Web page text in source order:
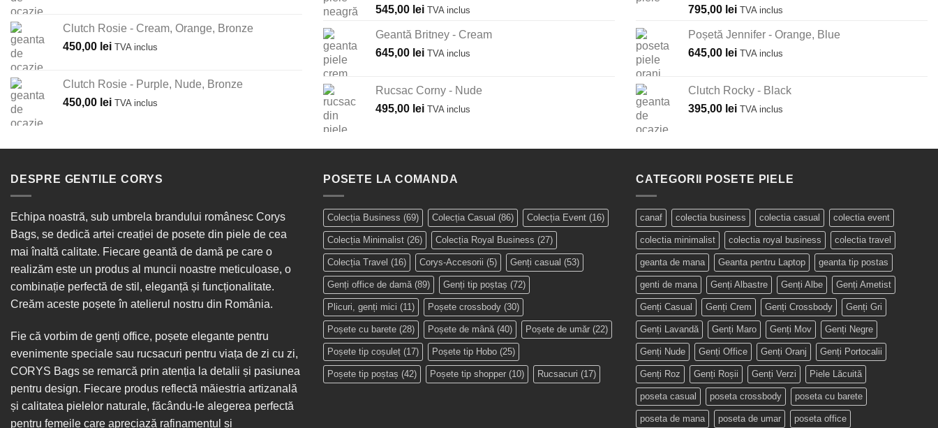
Clutch Rosie - Cream, Orange, Bronze
450,00 lei TVA inclus
Clutch Rosie - Purple, Nude, Bronze
450,00 lei TVA inclus
Evaluat la
din 5
545,00 lei TVA inclus
Geantă Britney - Cream
645,00 lei TVA inclus
Rucsac Corny - Nude
495,00 lei TVA inclus
Evaluat la
din 5
795,00 lei TVA inclus
Poșetă Jennifer - Orange, Blue
645,00 lei TVA inclus
Clutch Rocky - Black
395,00 lei TVA inclus
DESPRE GENTILE CORYS
Echipa noastră, sub umbrela brandului românesc Corys
Bags, se dedică artei creației de posete din piele de cea
mai înaltă calitate. Fiecare geantă de damă pe care o
realizăm este un produs al muncii noastre meticuloase, o
combinație perfectă de stil, eleganță și funcționalitate.
Creăm aceste poșete în atelierul nostru din România.
Fie că vorbim de genți office, poșete elegante pentru
evenimente speciale sau rucsacuri pentru viața de zi cu zi,
CORYS Bags se remarcă prin atenția la detalii și pasiunea
pentru design. Fiecare produs reflectă măiestria artizanală
și calitatea pielelor naturale, făcându-le alegerea perfectă
pentru femeile care apreciază rafinamentul și
POSETE LA COMANDA
Colecția Business (69) Colecția Casual (86) Colecția Event (16)
Colecția Minimalist (26) Colecția Royal Business (27)
Colecția Travel (16) Corys-Accesorii (5) Genți casual (53)
Genți office de damă(89) Genți tip poștaș (72)
Plicuri, genți mici (11) Poșete crossbody (30)
Poșete cu barete (28) Poșete de mână(40) Poșete de umăr (22)
Poșete tip coșuleț (17) Poșete tip Hobo (25)
Poșete tip poștaș (42) Poșete tip shopper (10) Rucsacuri (17)
CATEGORII POSETE PIELE
canaf colectia business colectia casual colectia event
colectia minimalist colectia royal business colectia travel
geanta de mana Geanta pentru Laptop geanta tip postas
genti de mana Genți Albastre Genți Albe Genți Ametist
Genți Casual Genți Crem Genți Crossbody Genți Gri
Genți Lavandă Genți Maro Genți Mov Genți Negre
Genți Nude Genți Office Genți Oranj Genți Portocalii
Genți Roz Genți Roșii Genți Verzi Piele Lăcuită
poseta casual poseta crossbody poseta cu barete
poseta de mana poseta de umar poseta office